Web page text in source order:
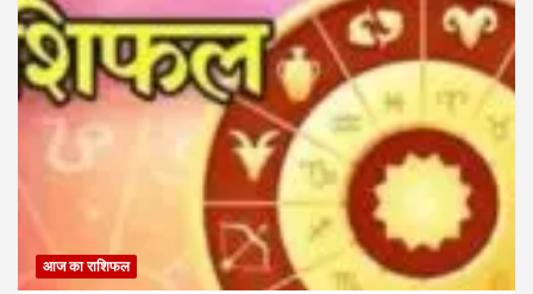
आज का राशिफल